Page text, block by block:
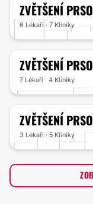
ZVĚTŠENÍ
6 Lékaři · 7 Kliniky
ZVĚTŠENÍ
7 Lékaři · 4 Kliniky
ZVĚTŠENÍ
3 Lékaři · 5 Kliniky